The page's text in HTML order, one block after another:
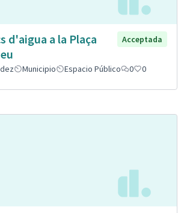
d'aigua a la Plaça
Acceptada
Municipio Espacio Público 0 0